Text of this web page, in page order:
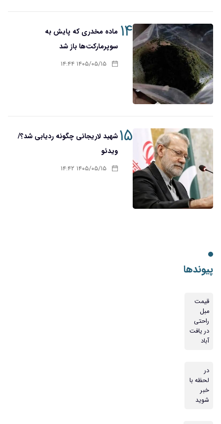
۱۴ ماده مخدری که پایش به
سوپرمارکت‌ها باز شد
۱۴۰۵/۰۵/۱۵ ۱۴:۴۴
۱۵شهید لاریجانی چگونه ردیابی شد؟/
ویدئو
۱۴۰۵/۰۵/۱۵ ۱۴:۴۲
پیوندها
قیمت
مبل
راحتی
در یافت
آباد
در
لحظه با
خبر
شوید